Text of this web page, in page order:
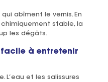
abîment le vernis. En
stable, la
les dégâts.
à entretenir
L’eau et les salissures